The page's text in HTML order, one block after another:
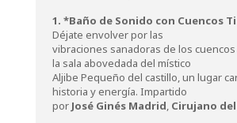
1. *Baño de Sonido con Cuencos
Déjate envolver por las
vibraciones sanadoras de los
la sala abovedada del místico
Aljibe Pequeño del castillo, un lugar
historia y energía. Impartido
por José Ginés Madrid, Cirujano